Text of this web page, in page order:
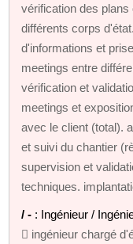
vérification des
différents corps
d'informations et
meetings entre
vérification et
meetings et
avec le client (total).
et suivi du chantier
supervision et
techniques.
/ - : Ingénieur /
 ingénieur chargé